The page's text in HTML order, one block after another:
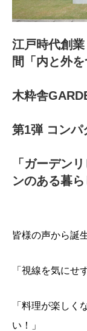
江戸時代創
間「内と外を
木粋舎
第1弾 コンパ
「ガーデン
ンのある暮ら
皆様の声から誕
「視線を気にせ
「料理が楽しく
い！」